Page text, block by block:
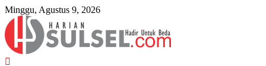
Lompat
ke
konten
Minggu, Agustus 9, 2026